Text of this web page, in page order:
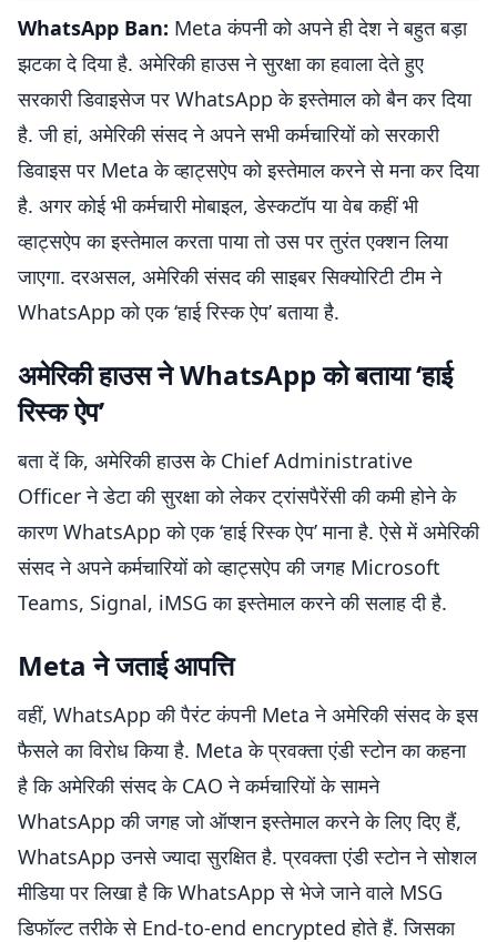
WhatsApp Ban: Meta कंपनी को अपने ही देश ने बहुत बड़ा
झटका दे दिया है. अमेरिकी हाउस ने सुरक्षा का हवाला देते हुए
सरकारी डिवाइसेज पर WhatsApp के इस्तेमाल को बैन कर दिया
है. जी हां, अमेरिकी संसद ने अपने सभी कर्मचारियों को सरकारी
डिवाइस पर Meta के व्हाट्सऐप को इस्तेमाल करने से मना कर दिया
है. अगर कोई भी कर्मचारी मोबाइल, डेस्कटॉप या वेब कहीं भी
व्हाट्सऐप का इस्तेमाल करता पाया तो उस पर तुरंत एक्शन लिया
जाएगा. दरअसल, अमेरिकी संसद की साइबर सिक्योरिटी टीम ने
WhatsApp को एक ‘हाई रिस्क ऐप’ बताया है.
अमेरिकी हाउस ने WhatsApp को बताया ‘हाई
रिस्क ऐप’
बता दें कि, अमेरिकी हाउस के Chief Administrative
Officer ने डेटा की सुरक्षा को लेकर ट्रांसपैरेंसी की कमी होने के
कारण WhatsApp को एक ‘हाई रिस्क ऐप’ माना है. ऐसे में अमेरिकी
संसद ने अपने कर्मचारियों को व्हाट्सऐप की जगह Microsoft
Teams, Signal, iMSG का इस्तेमाल करने की सलाह दी है.
Meta ने जताई आपत्ति
वहीं, WhatsApp की पैरंट कंपनी Meta ने अमेरिकी संसद के इस
फैसले का विरोध किया है. Meta के प्रवक्ता एंडी स्टोन का कहना
है कि अमेरिकी संसद के CAO ने कर्मचारियों के सामने
WhatsApp की जगह जो ऑप्शन इस्तेमाल करने के लिए दिए हैं,
WhatsApp उनसे ज्यादा सुरक्षित है. प्रवक्ता एंडी स्टोन ने सोशल
मीडिया पर लिखा है कि WhatsApp से भेजे जाने वाले MSG
डिफॉल्‍ट तरीके से End-to-end encrypted होते हैं. जिसका